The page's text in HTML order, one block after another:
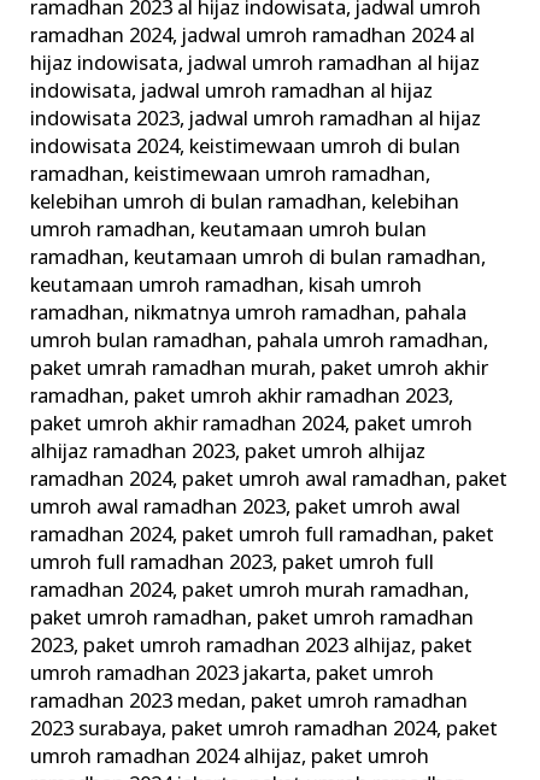
ramadhan 2023 al hijaz indowisata, jadwal umroh
ramadhan 2024, jadwal umroh ramadhan 2024 al
hijaz indowisata, jadwal umroh ramadhan al hijaz
indowisata, jadwal umroh ramadhan al hijaz
indowisata 2023, jadwal umroh ramadhan al hijaz
indowisata 2024, keistimewaan umroh di bulan
ramadhan, keistimewaan umroh ramadhan,
kelebihan umroh di bulan ramadhan, kelebihan
umroh ramadhan, keutamaan umroh bulan
ramadhan, keutamaan umroh di bulan ramadhan,
keutamaan umroh ramadhan, kisah umroh
ramadhan, nikmatnya umroh ramadhan, pahala
umroh bulan ramadhan, pahala umroh ramadhan,
paket umrah ramadhan murah, paket umroh akhir
ramadhan, paket umroh akhir ramadhan 2023,
paket umroh akhir ramadhan 2024, paket umroh
alhijaz ramadhan 2023, paket umroh alhijaz
ramadhan 2024, paket umroh awal ramadhan, paket
umroh awal ramadhan 2023, paket umroh awal
ramadhan 2024, paket umroh full ramadhan, paket
umroh full ramadhan 2023, paket umroh full
ramadhan 2024, paket umroh murah ramadhan,
paket umroh ramadhan, paket umroh ramadhan
2023, paket umroh ramadhan 2023 alhijaz, paket
umroh ramadhan 2023 jakarta, paket umroh
ramadhan 2023 medan, paket umroh ramadhan
2023 surabaya, paket umroh ramadhan 2024, paket
umroh ramadhan 2024 alhijaz, paket umroh